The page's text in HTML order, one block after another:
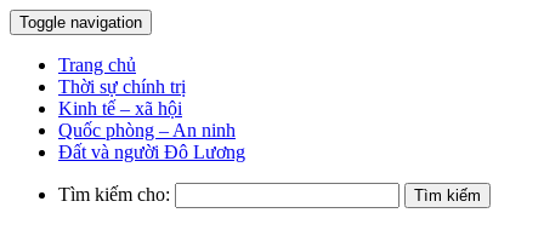
Toggle navigation
Trang chủ
Thời sự chính trị
Kinh tế – xã hội
Quốc phòng – An ninh
Đất và người Đô Lương
Tìm kiếm cho: